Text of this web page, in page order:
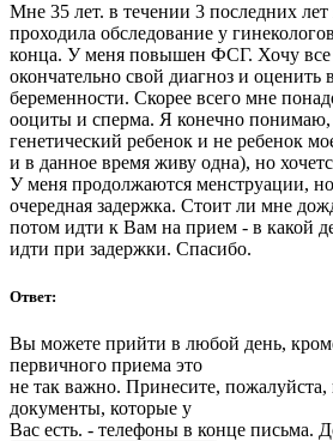
Мне 35 лет. в течении 3 последних лет
проходила обследование у
конца. У меня повышен ФСГ. Хочу все
окончательно свой диагноз и оценить
беременности. Скорее всего мне
ооциты и сперма. Я конечно понимаю,
генетический ребенок и не ребенок
и в данное время живу одна), но
У меня продолжаются менструации,
очередная задержка. Стоит ли мне
потом идти к Вам на прием - в какой
идти при задержки. Спасибо.
Ответ:
Вы можете прийти в любой день,
первичного приема это
не так важно. Принесите,
документы, которые у
Вас есть. - телефоны в конце письма.